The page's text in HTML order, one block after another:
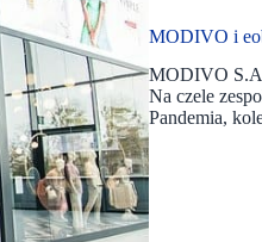
MODIVO i
MODIVO
Na czele
Pandemia,